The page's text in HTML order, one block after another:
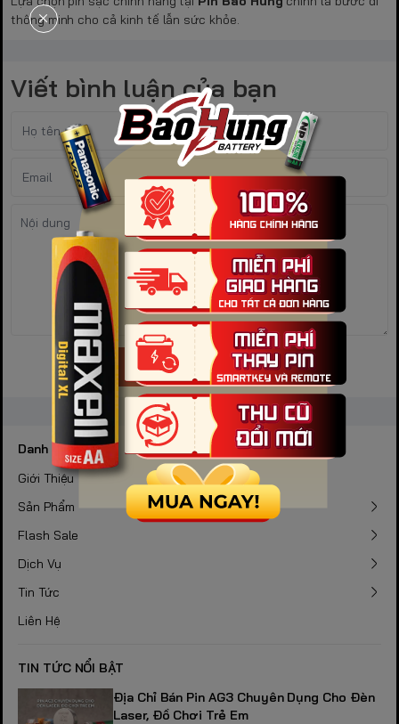
thông minh cho cả kinh tế lẫn sức khỏe.
Viết bình luận của bạn
Gửi bình luận
Danh mục
Giới Thiệu
Sản Phẩm
Flash Sale
Dịch Vụ
Tin Tức
Liên Hệ
TIN TỨC NỔI BẬT
Địa Chỉ Bán Pin AG3 Chuyên Dụng Cho Đèn
Laser, Đồ Chơi Trẻ Em